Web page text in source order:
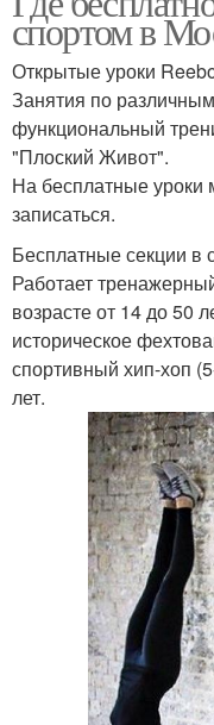
спортом в
Открытые уроки
Занятия по
функциональный
"Плоский Живот".
На бесплатные уроки
записаться.
Бесплатные секции в
Работает
возрасте от 14 до 50
историческое
спортивный хип-хоп
лет.